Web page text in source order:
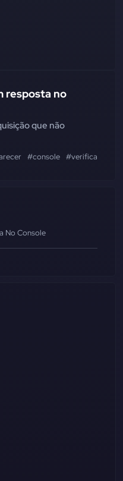
resposta no
que não
#console #verificar
No Console